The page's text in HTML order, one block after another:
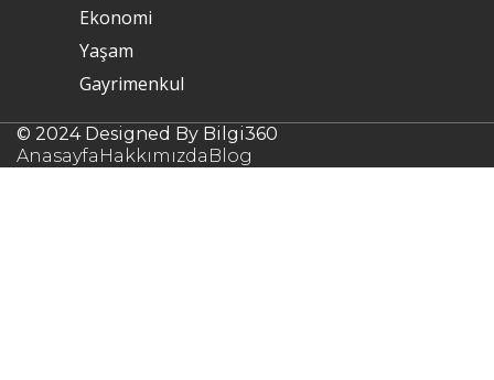
Ekonomi
Yaşam
Gayrimenkul
© 2024 Designed By Bilgi360
Anasayfa Hakkımızda Blog